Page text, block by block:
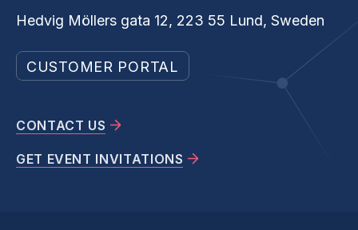
Hedvig Möllers gata 12, 223 55 Lund, Sweden
CUSTOMER PORTAL
CONTACT US
GET EVENT INVITATIONS